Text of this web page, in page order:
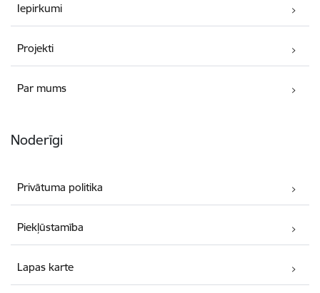
Iepirkumi
Projekti
Par mums
Noderīgi
Privātuma politika
Piekļūstamība
Lapas karte